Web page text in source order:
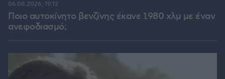
Ποιο αυτοκίνητο βενζίνης έκανε 1.980 χλμ με έναν
ανεφοδιασμό;
06.08.2026, 19:12